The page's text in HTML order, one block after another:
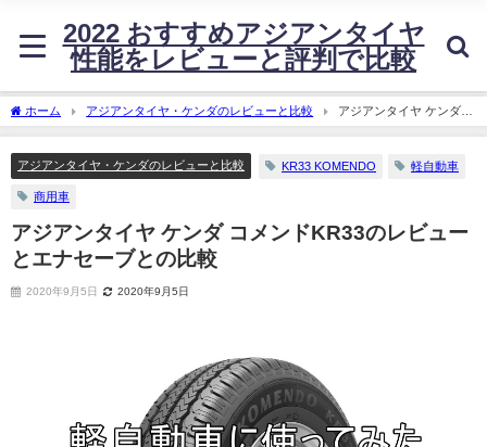
2022 おすすめアジアンタイヤ
性能をレビューと評判で比較
ホーム アジアンタイヤ・ケンダのレビューと比較
アジアンタイヤ ケンダ
コメンドKR33のレビューとエナセーブとの比較
アジアンタイヤ・ケンダのレビューと比較 KR33 KOMENDO 軽自動車
商用車
アジアンタイヤ ケンダ コメンドKR33のレビュー
とエナセーブとの比較
2020年9月5日 2020年9月5日